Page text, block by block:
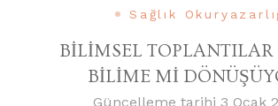
Sağlık
BİLİMSEL TOPLANTILAR
BİLİME Mİ
Güncelleme tarihi 3 Ocak